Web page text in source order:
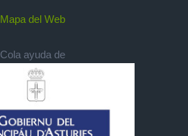
Mapa del Web
Cola ayuda de